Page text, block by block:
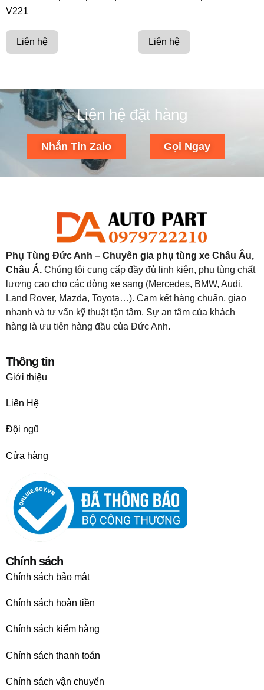
V221
Liên hệ Liên hệ
Liên hệ đặt hàng
Nhắn Tin Zalo Gọi Ngay
Phụ Tùng Đức Anh – Chuyên gia phụ tùng xe Châu Âu,
Châu Á. Chúng tôi cung cấp đầy đủ linh kiện, phụ tùng chất
lượng cao cho các dòng xe sang (Mercedes, BMW, Audi,
Land Rover, Mazda, Toyota…). Cam kết hàng chuẩn, giao
nhanh và tư vấn kỹ thuật tận tâm. Sự an tâm của khách
hàng là ưu tiên hàng đầu của Đức Anh.
Thông tin
Giới thiệu
Liên Hệ
Đội ngũ
Cửa hàng
Chính sách
Chính sách bảo mật
Chính sách hoàn tiền
Chính sách kiểm hàng
Chính sách thanh toán
Chính sách vận chuyển